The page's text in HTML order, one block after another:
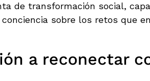
de transformación social,
conciencia sobre los retos que
a reconectar